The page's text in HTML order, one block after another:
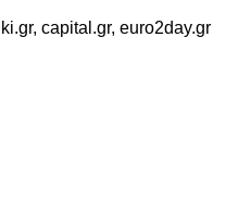
capital.gr, euro2day.gr